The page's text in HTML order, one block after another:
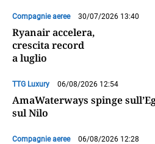
Compagnie aeree 30/07/2026 13:40
Ryanair accelera,
crescita record
a luglio
TTG Luxury 06/08/2026 12:54
AmaWaterways spinge
sul Nilo
Compagnie aeree 06/08/2026 12:28